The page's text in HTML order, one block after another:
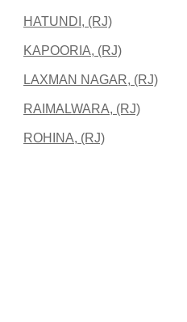
HATUNDI, (RJ)
KAPOORIA, (RJ)
LAXMAN NAGAR, (RJ)
RAIMALWARA, (RJ)
ROHINA, (RJ)